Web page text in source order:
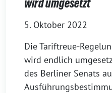
wird umgesetzt
5. Oktober 2022
Die Tariftreue-
wird endlich
des Berliner Senats